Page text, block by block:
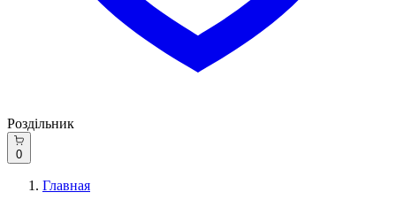
Роздільник
0
Главная